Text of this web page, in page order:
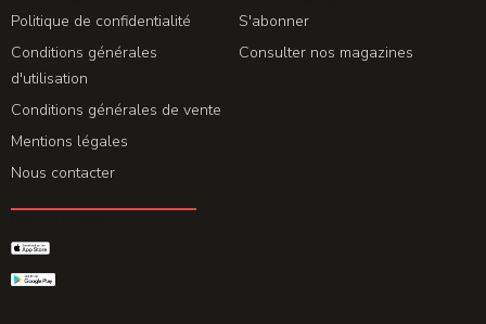
Politique de confidentialité
Conditions générales
d'utilisation
Conditions générales de vente
Mentions légales
Nous contacter
S'abonner
Consulter nos magazines